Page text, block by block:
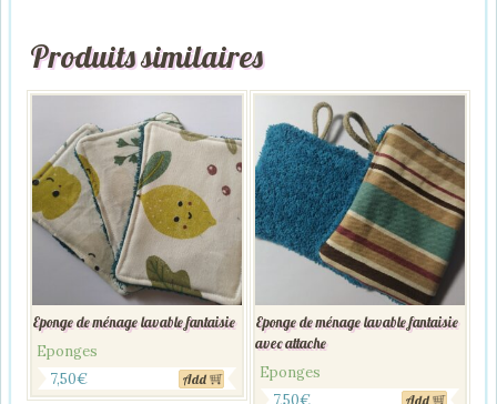
Produits similaires
Eponge de ménage lavable fantaisie
Eponges
7,50€ Add
Eponge de ménage lavable fantaisie
avec attache
Eponges
7,50€ Add